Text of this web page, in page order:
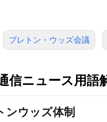
ブレトン・ウッズ会議
信ニュース用語
ンウッズ体制